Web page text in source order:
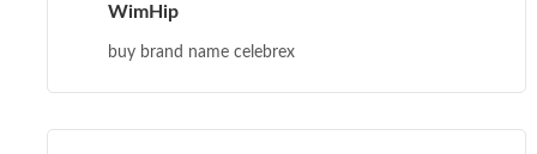
WimHip
buy brand name celebrex